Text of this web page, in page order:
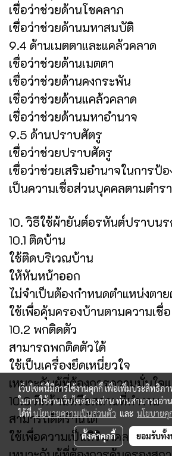
เชื่อว่าช่วยด้านโชคลาภ
เชื่อว่าช่วยด้านมหาสมบัติ
9.4 ด้านเมตตาและแคล้วคลาด
เชื่อว่าช่วยด้านเมตตา
เชื่อว่าช่วยด้านคงกระพัน
เชื่อว่าช่วยด้านแคล้วคลาด
เชื่อว่าช่วยด้านมหาอำนาจ
9.5 ด้านปราบศัตรู
เชื่อว่าช่วยปราบศัตรู
เชื่อว่าช่วยเสริมอำนาจในการป้อ
เป็นความเชื่อส่วนบุคคลตามตำรา
10. วิธีใช้ผ้ายันต์อรหันต์ปราบนร
10.1 ติดบ้าน
ใช้ติดบริเวณบ้าน
ให้หันหน้าออก
ไม่จำเป็นต้องกำหนดตำแหน่งตา
ใช้เพื่อคุ้มครองบ้านตามความเชื่อ
10.2 พกติดตัว
สามารถพกติดตัวได้
ใช้เป็นเครื่องยึดเหนี่ยวใจ
เหมาะกับผู้ที่ต้องการความมั่นใจ
10.3 ติดร้านหรือสถานที่ทำงาน
สามารถติดร้านได้
ใช้เพื่อความเป็นสิริมงคล
เว็บไซต์นี้มีการใช้งานคุกกี้ เพื่อเพิ่มประสิทธิ
ในการใช้งานเว็บไซต์ของท่าน ท่านสามารถอ่า
ได้ที่นโยบายความเป็นส่วนตัว และ นโยบายคุ
ตั้งค่าคุกกี้ ยอมรับทั้